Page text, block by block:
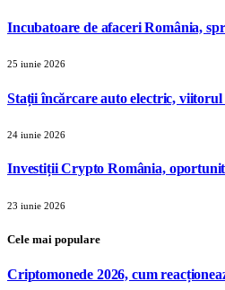
Incubatoare de afaceri România,
25 iunie 2026
Stații încărcare auto electric,
24 iunie 2026
Investiții Crypto România,
23 iunie 2026
Cele mai populare
Criptomonede 2026, cum